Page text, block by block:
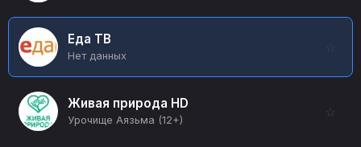
Еда ТВ
Нет данных
Живая природа HD
Урочище Аязьма (12+)
☆